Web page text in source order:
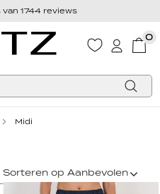
& eenvoudig retourneren
Zoek
0
Midi